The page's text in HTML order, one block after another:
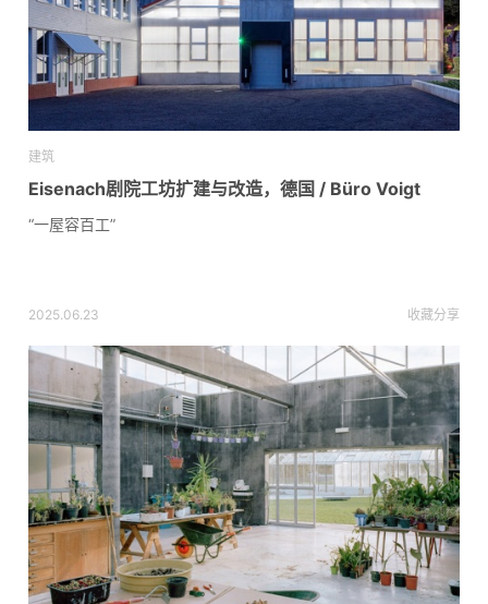
建筑
Eisenach剧院工坊扩建与改造，德国 / Büro Voigt
“一屋容百工”
2025.06.23 收藏分享